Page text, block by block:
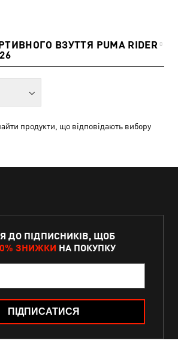
ВЗУТТЯ PUMA RIDER 0
продукти, що відповідають вибору
ДО ПІДПИСНИКІВ, ЩОБ
ЗНИЖКИ НА ПОКУПКУ
ПІДПИСАТИСЯ